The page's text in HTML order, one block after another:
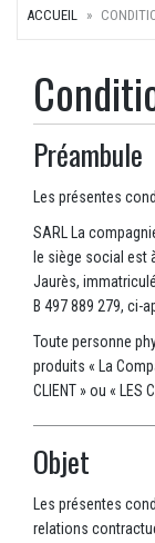
ACCUEIL
Préambule
Les présentes
SARL La
le siège social est
Jaurès,
B 497 889 279, ci-
Toute personne
produits « La
CLIENT » ou « LES
Objet
Les présentes
relations